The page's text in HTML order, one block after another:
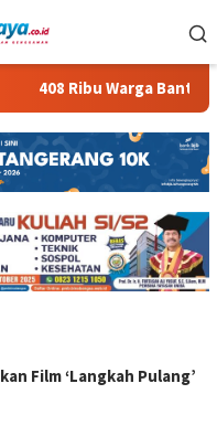
408 Ribu Warga Banten
Film ‘Langkah Pulang’